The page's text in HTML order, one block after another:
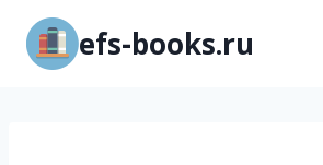
Перейти
содержимому
efs-books.ru